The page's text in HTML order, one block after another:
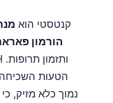
קנטסטי הוא
הורמון